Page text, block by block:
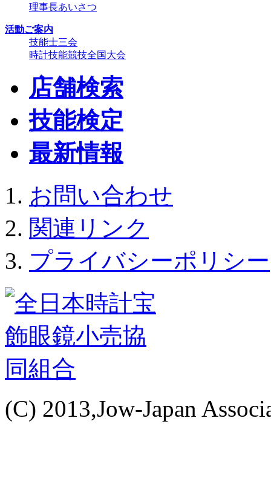
理事長あいさつ
活動ご案内
技能士三会
時計技能競技全国大会
店舗検索
技能検定
最新情報
お問い合わせ
関連リンク
プライバシーポリシー
(C) 2013,Jow-Japan